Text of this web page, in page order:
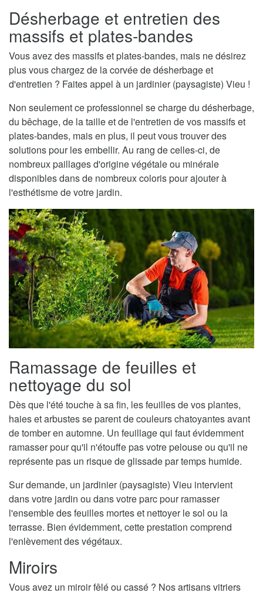
Désherbage et entretien des
massifs et plates-bandes
Vous avez des massifs et plates-bandes, mais ne désirez
plus vous chargez de la corvée de désherbage et
d'entretien ? Faites appel à un jardinier (paysagiste) Vieu !
Non seulement ce professionnel se charge du désherbage,
du bêchage, de la taille et de l'entretien de vos massifs et
plates-bandes, mais en plus, il peut vous trouver des
solutions pour les embellir. Au rang de celles-ci, de
nombreux paillages d'origine végétale ou minérale
disponibles dans de nombreux coloris pour ajouter à
l'esthétisme de votre jardin.
Ramassage de feuilles et
nettoyage du sol
Dès que l'été touche à sa fin, les feuilles de vos plantes,
haies et arbustes se parent de couleurs chatoyantes avant
de tomber en automne. Un feuillage qui faut évidemment
ramasser pour qu'il n'étouffe pas votre pelouse ou qu'il ne
représente pas un risque de glissade par temps humide.
Sur demande, un jardinier (paysagiste) Vieu intervient
dans votre jardin ou dans votre parc pour ramasser
l'ensemble des feuilles mortes et nettoyer le sol ou la
terrasse. Bien évidemment, cette prestation comprend
l'enlèvement des végétaux.
Miroirs
Vous avez un miroir fêlé ou cassé ? Nos artisans vitriers